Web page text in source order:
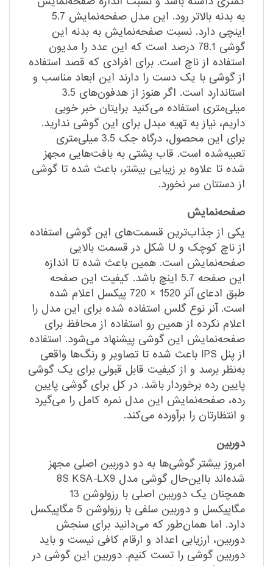
به بدنه بالاتر رود. این مدل صفحه‌نمایش 5.7
اینچی دارد. نسبت صفحه‌نمایش به بدنه این
گوشی 78.1 درصد است که این عدد را مدیون
استفاده از ناچ است. برای افرادی که قصد استفاده
از گوشی با یک دست را دارند این ابعاد مناسب و
استاندارد است. اگر هنوز از هدفون‌های 3.5
میلی‌متری استفاده می‌کنید برایتان خبر خوبی
داریم، نیاز به تهیه مبدل برای این گوشی ندارید.
برای این محصول، درگاه جک 3.5 میلی‌متری
تعبیه‌شده است. قاب پشتی به بافت‌هایی مجهز
شده تا علاوه بر زیبایی بیشتر، باعث شده تا گوشی
از دستتان سر نخورد.
صفحه‌نمایش
یکی از جذاب‌ترین قسمت‌های این گوشی استفاده
از ناچ کوچک و U شکل در قسمت بالایی
صفحه‌نمایش است. همین باعث شده تا اندازه
این صفحه 5.7 اینچ باشد. کیفیت این صفحه
طبق ادعای آنر 1520 × 720 پیکسل اعلام شده
است. آنر نوع گلس استفاده شده برای این مدل را
اعلام نکرده از همین رو استفاده از محافظ برای
صفحه‌نمایش این گوشی پیشنهاد می‌شود. استفاده
از پنل IPS باعث شده تا تصاویر و رنگ‌ها واقعی
به‌نظر برسد و از کیفیت قابل قبولی برای یک گوشی
پایین رده برخوردار باشد. در کل برای گوشی پایین
رده، صفحه‌نمایش این مدل نمره کامل را می‌گیرد
و انتظارتان را برآورده می‌کند.
دوربین
امروز بیشتر گوشی‌ها به دو دوربین اصلی مجهز
شده‌اند بااین‌حال گوشی مدل 8S KSA-LX9
همچنان یک دوربین اصلی با رزولوشن 13
مگاپیکسل و دوربین سلفی با رزولوشن 5 مگاپیکسل
دارد. اما همان‌طور که می‌دانید برای سنجش
دوربین، ارزیابی اعداد و ارقام کافی نیست و باید
دوربین گوشی را تست کنیم. دوربین این گوشی در